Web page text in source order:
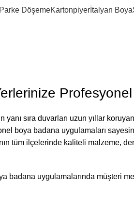
Parke DöşemeKartonpiyer İtalyan Boya
sıra duvarları uzun yıllar
boya badana uygulamaları
tüm ilçelerinde kaliteli malzeme,
badana uygulamalarında müşteri